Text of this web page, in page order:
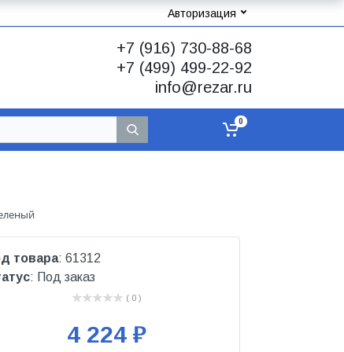
Авторизация
+7 (916) 730-88-68
+7 (499) 499-22-92
info@rezar.ru
0
товара: 61312
: Под заказ
( 0 )
4 224 ₽